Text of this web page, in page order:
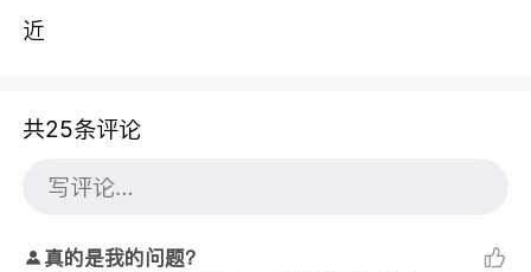
近
共25条评论
真的是我的问题？